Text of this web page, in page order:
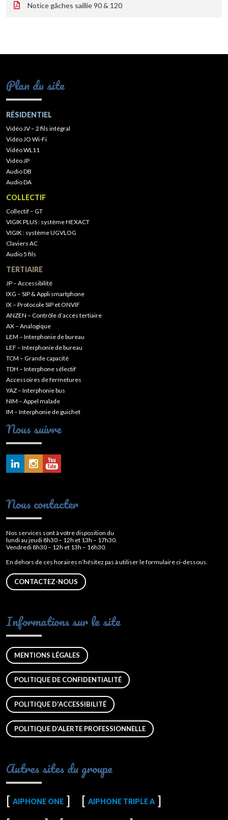
Notice gâches saillie 90 & 120
Plan du site
RÉSIDENTIEL
Vidéo JV – 2 fils intégral
Vidéo JO Wi-Fi
Vidéo WL11
Vidéo JP
Audio DB
Audio DA
COLLECTIF
Collectif – GT
VIGIK PLUS : système HEXACT
VIGIK : système UGVLOG
Claviers AC
Audio 5 fils
TERTIAIRE
JP – Accessibilité
IXG – SIP & Appli smartphone
IX – Protocole SIP et ONVIF
ANZEN – Contrôle d’accès tertiaire
AX – Analogique
LEM – Interphonie de bureau
LEF – Interphonie de bureau
TCM – Grande capacité
TDH – Interphone sélectif
Accessoires de fermetures
YAZ – Interphonie bus
NIM – Appel malade
IM – Interphonie de guichet
Nous suivre
Nous contacter
Nos services sont à votre disposition du
lundi au jeudi 8h30 – 12h et 13h – 17h30.
Vendredi 8h30 – 12h et 13h – 16h30.
En dehors de ces horaires n’hésitez pas à utiliser le formulaire ci-dessous.
CONTACTEZ-NOUS
Informations sur le site
MENTIONS LÉGALES
POLITIQUE DE CONFIDENTIALITÉ
POLITIQUE D'ACCESSIBILITÉ
POLITIQUE D’ALERTE PROFESSIONNELLE
Autres sites du groupe
AIPHONE ONE AIPHONE TRIPLE A